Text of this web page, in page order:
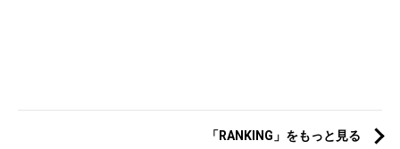
「RANKING」をもっと見る